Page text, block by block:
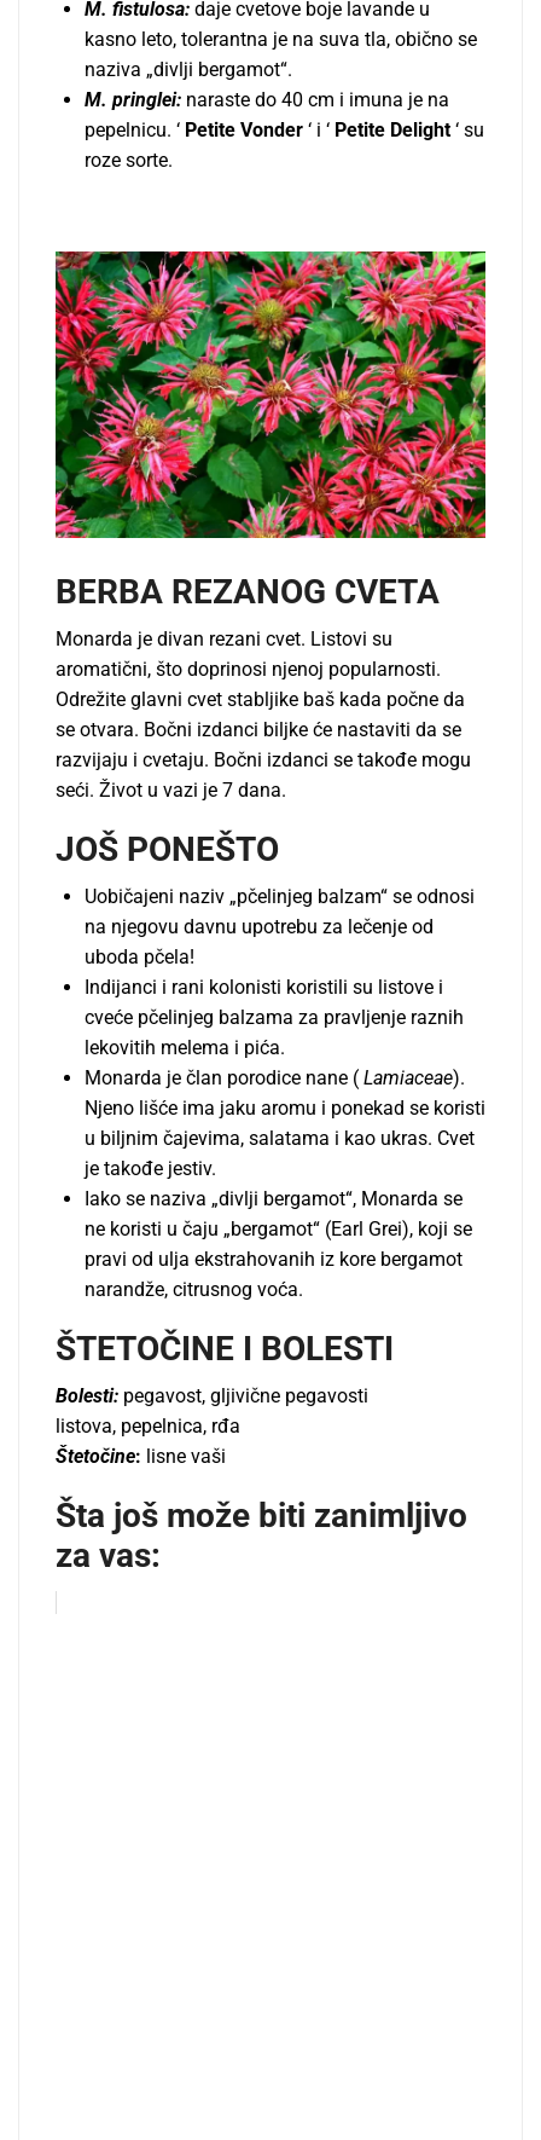
M. fistulosa: daje cvetove boje lavande u
kasno leto, tolerantna je na suva tla, obično se
naziva „divlјi bergamot“.
M. pringlei: naraste do 40 cm i imuna je na
pepelnicu. ‘ Petite Vonder ‘ i ‘ Petite Delight ‘ su
roze sorte.
BERBA REZANOG CVETA
Monarda je divan rezani cvet. Listovi su
aromatični, što doprinosi njenoj popularnosti.
Odrežite glavni cvet stablјike baš kada počne da
se otvara. Bočni izdanci bilјke će nastaviti da se
razvijaju i cvetaju. Bočni izdanci se takođe mogu
seći. Život u vazi je 7 dana.
JOŠ PONEŠTO
Uobičajeni naziv „pčelinjeg balzam“ se odnosi
na njegovu davnu upotrebu za lečenje od
uboda pčela!
Indijanci i rani kolonisti koristili su listove i
cveće pčelinjeg balzama za pravlјenje raznih
lekovitih melema i pića.
Monarda je član porodice nane ( Lamiaceae).
Nјeno lišće ima jaku aromu i ponekad se koristi
u bilјnim čajevima, salatama i kao ukras. Cvet
je takođe jestiv.
Iako se naziva „divlјi bergamot“, Monarda se
ne koristi u čaju „bergamot“ (Earl Grei), koji se
pravi od ulјa ekstrahovanih iz kore bergamot
narandže, citrusnog voća.
ŠTETOČINE I BOLESTI
Bolesti: pegavost, glјivične pegavosti
listova, pepelnica, rđa
Štetočine: lisne vaši
Šta još može biti zanimljivo
za vas: